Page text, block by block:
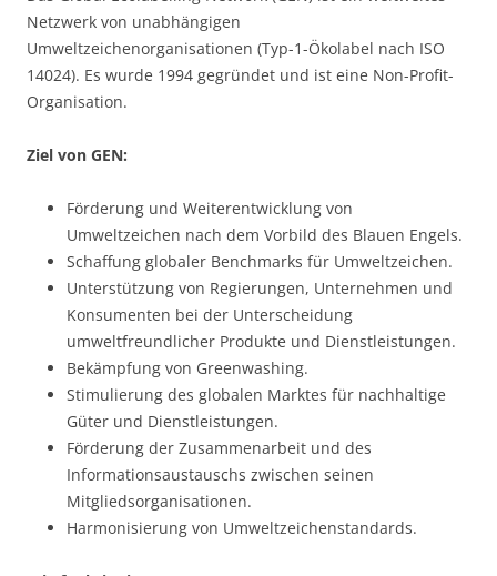
Netzwerk von unabhängigen
Umweltzeichenorganisationen (Typ-1-Ökolabel nach ISO
14024). Es wurde 1994 gegründet und ist eine Non-Profit-
Organisation.
Ziel von GEN:
Förderung und Weiterentwicklung von
Umweltzeichen nach dem Vorbild des Blauen Engels.
Schaffung globaler Benchmarks für Umweltzeichen.
Unterstützung von Regierungen, Unternehmen und
Konsumenten bei der Unterscheidung
umweltfreundlicher Produkte und Dienstleistungen.
Bekämpfung von Greenwashing.
Stimulierung des globalen Marktes für nachhaltige
Güter und Dienstleistungen.
Förderung der Zusammenarbeit und des
Informationsaustauschs zwischen seinen
Mitgliedsorganisationen.
Harmonisierung von Umweltzeichenstandards.